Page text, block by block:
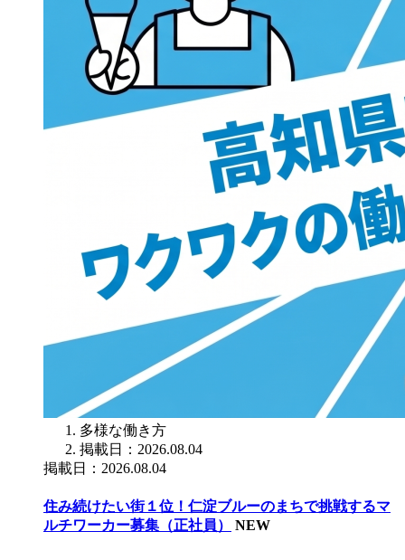
多様な働き方
掲載日：2026.08.04
掲載日：2026.08.04
住み続けたい街１位！仁淀ブルーのまちで挑戦するマ
ルチワーカー募集（正社員）
NEW